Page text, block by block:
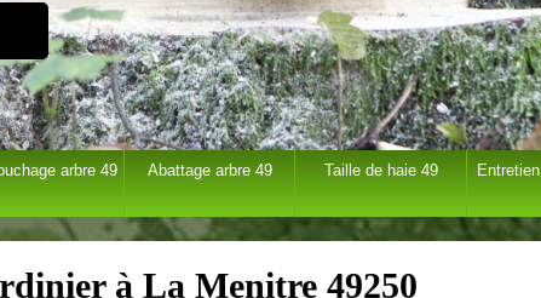
arbre 49 Abattage arbre 49 Taille de haie 49
à La Menitre 49250